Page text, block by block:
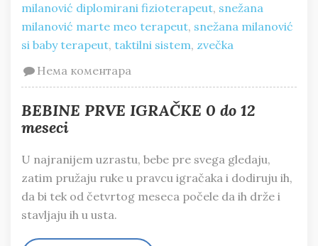
milanović diplomirani fizioterapeut, snežana
milanović marte meo terapeut, snežana milanović
si baby terapeut, taktilni sistem, zvečka
Нема коментара
BEBINE PRVE IGRAČKE 0 do 12
meseci
U najranijem uzrastu, bebe pre svega gledaju,
zatim pružaju ruke u pravcu igračaka i dodiruju ih,
da bi tek od četvrtog meseca počele da ih drže i
stavljaju ih u usta.